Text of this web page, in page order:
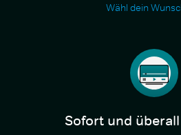
Wähl dein
Sofort und